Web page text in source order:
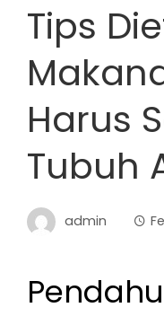
Tips
Harus
Tubuh
admin